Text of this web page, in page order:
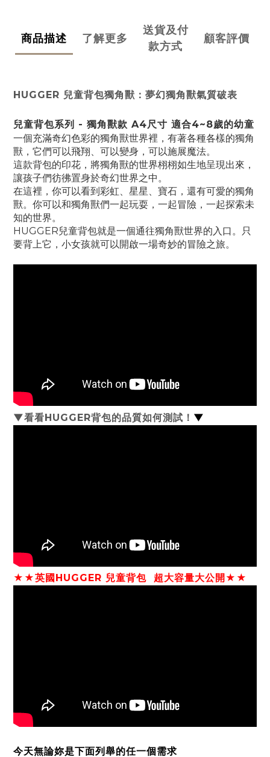
商品描述 了解更多
送貨及付
款方式
顧客評價
HUGGER 兒童背包獨角獸：夢幻獨角獸氣質破表
兒童背包系列 - 獨角獸款 A4尺寸 適合4~8歲的幼童
一個充滿奇幻色彩的獨角獸世界裡，有著各種各樣的獨角
獸，它們可以飛翔、可以變身，可以施展魔法。
這款背包的印花，將獨角獸的世界栩栩如生地呈現出來，
讓孩子們彷彿置身於奇幻世界之中。
在這裡，你可以看到彩虹、星星、寶石，還有可愛的獨角
獸。你可以和獨角獸們一起玩耍，一起冒險，一起探索未
知的世界。
HUGGER兒童背包就是一個通往獨角獸世界的入口。只
要背上它，小女孩就可以開啟一場奇妙的冒險之旅。
▼看看HUGGER背包的品質如何測試！ ▼
★★英國HUGGER 兒童背包 超大容量大公開 ★★
今天無論妳是下面列舉的任一個需求